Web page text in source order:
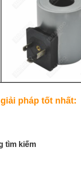
pháp tốt nhất:
tìm kiếm